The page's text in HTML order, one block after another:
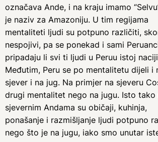
označava Ande, i na kraju imamo
je naziv za Amazoniju. U tim regijama
mentaliteti ljudi su potpuno različiti,
nespojivi, pa se ponekad i sami
pripadaju li svi ti ljudi u Peruu istoj
Međutim, Peru se po mentalitetu dijeli i
sjever i na jug. Na primjer na sjeveru
drugi mentalitet nego na jugu. Isto tako
sjevernim Andama su običaji, kuhinja,
ponašanje i razmišljanje ljudi potpuno
nego što je na jugu, iako smo unutar